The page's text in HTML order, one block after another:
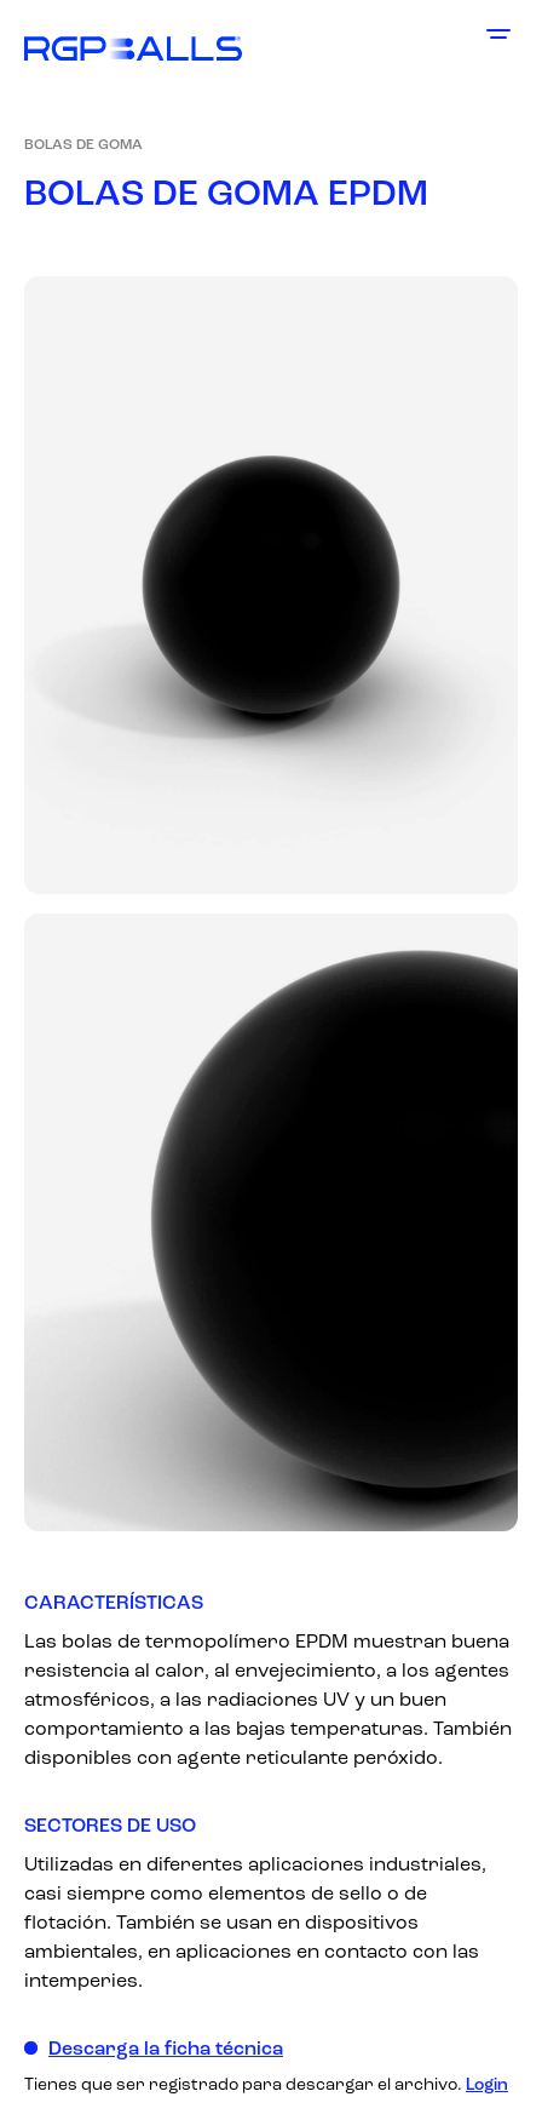
BOLAS DE GOMA
BOLAS DE GOMA EPDM
CARACTERÍSTICAS
Las bolas de termopolímero EPDM muestran buena
resistencia al calor, al envejecimiento, a los agentes
atmosféricos, a las radiaciones UV y un buen
comportamiento a las bajas temperaturas. También
disponibles con agente reticulante peróxido.
SECTORES DE USO
Utilizadas en diferentes aplicaciones industriales,
casi siempre como elementos de sello o de
flotación. También se usan en dispositivos
ambientales, en aplicaciones en contacto con las
intemperies.
Descarga la ficha técnica
Tienes que ser registrado para descargar el archivo. Login